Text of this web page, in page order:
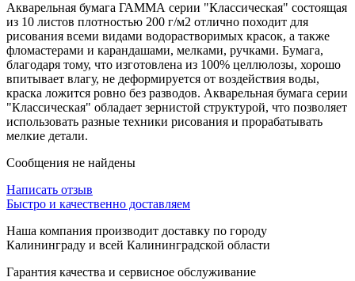
Акварельная бумага ГАММА серии "Классическая" состоящая
из 10 листов плотностью 200 г/м2 отлично походит для
рисования всеми видами водорастворимых красок, а также
фломастерами и карандашами, мелками, ручками. Бумага,
благодаря тому, что изготовлена из 100% целлюлозы, хорошо
впитывает влагу, не деформируется от воздействия воды,
краска ложится ровно без разводов. Акварельная бумага серии
"Классическая" обладает зернистой структурой, что позволяет
использовать разные техники рисования и прорабатывать
мелкие детали.
Сообщения не найдены
Написать отзыв
Быстро и качественно доставляем
Наша компания производит доставку по городу
Калининграду и всей Калининградской области
Гарантия качества и сервисное обслуживание